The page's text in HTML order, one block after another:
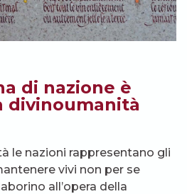
di nazione è
divinoumanità
le nazioni rappresentano gli
vivi non per se
all’opera della